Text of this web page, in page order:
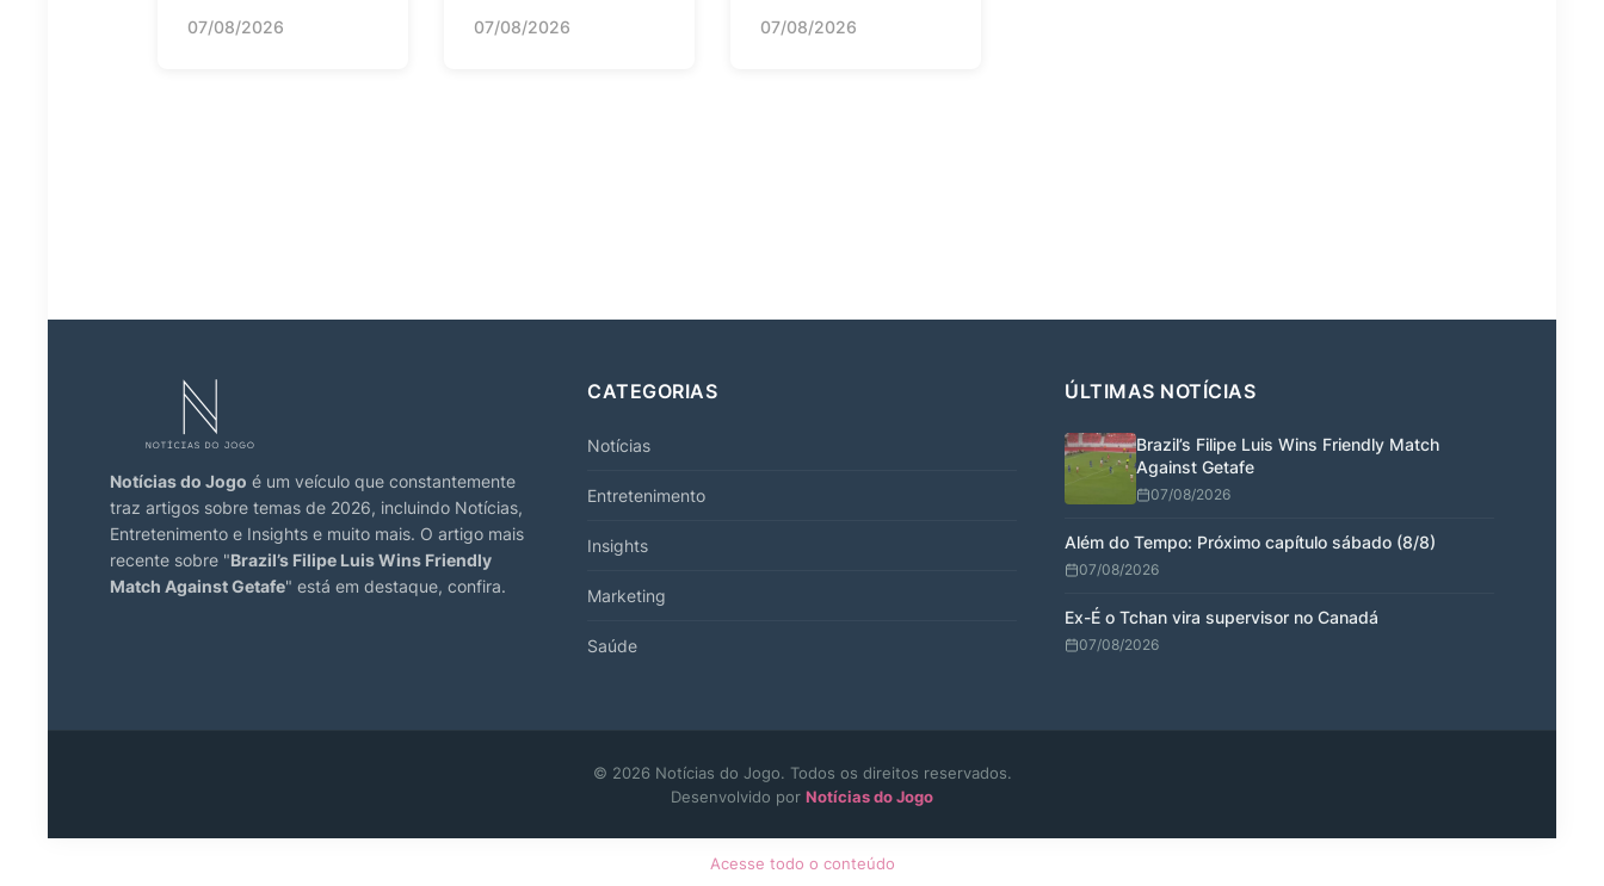
07/08/2026 07/08/2026 07/08/2026
Notícias do Jogo é um veículo que constantemente
traz artigos sobre temas de 2026, incluindo Notícias,
Entretenimento e Insights e muito mais. O artigo mais
recente sobre "Brazil’s Filipe Luis Wins Friendly
Match Against Getafe" está em destaque, confira.
CATEGORIAS
Notícias
Entretenimento
Insights
Marketing
Saúde
ÚLTIMAS NOTÍCIAS
Brazil’s Filipe Luis Wins Friendly Match
Against Getafe
07/08/2026
Além do Tempo: Próximo capítulo sábado (8/8)
07/08/2026
Ex-É o Tchan vira supervisor no Canadá
07/08/2026
© 2026 Notícias do Jogo. Todos os direitos reservados.
Desenvolvido por Notícias do Jogo
Acesse todo o conteúdo